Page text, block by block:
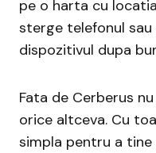
pe o harta cu
sterge telefonul
dispozitivul dupa
Fata de Cerberus
orice altceva. Cu
simpla pentru a